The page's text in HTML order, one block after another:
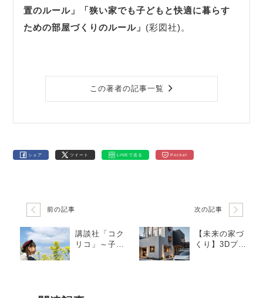
置のルール」
「狭い家でも子どもと快適に暮らす
ための部屋づくりのルール」 (彩図社)。
この著者の記事一覧
シェア ツイート LINEで送る Pocket
前の記事
講談社「コク
リコ」～子供
次の記事
【未来の家づ
くり】3Dプリ